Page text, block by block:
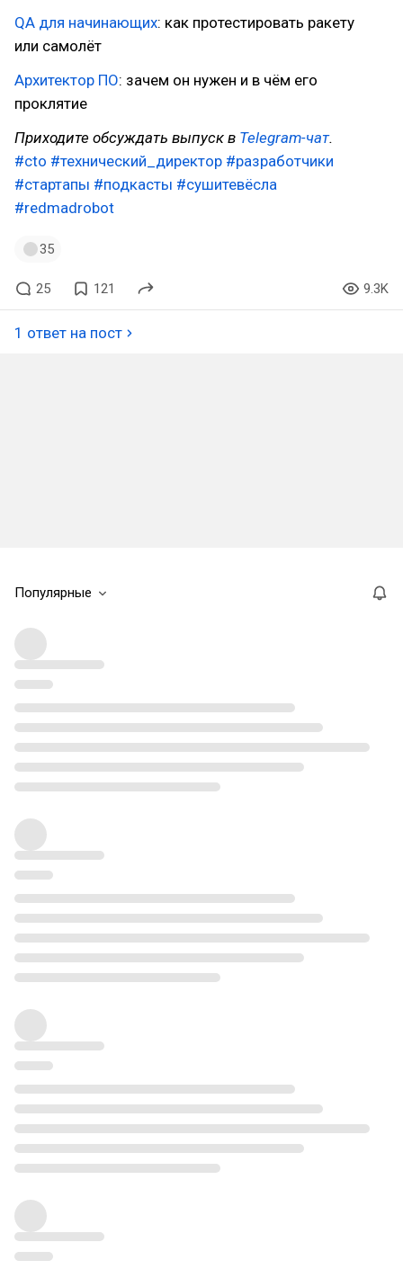
QA для начинающих: как протестировать ракету
или самолёт
Архитектор ПО: зачем он нужен и в чём его
проклятие
Приходите обсуждать выпуск в Telegram-чат.
#cto #технический_директор #разработчики
#стартапы #подкасты #сушитевёсла
#redmadrobot
35
25 121 9.3K
1 ответ на пост
Популярные